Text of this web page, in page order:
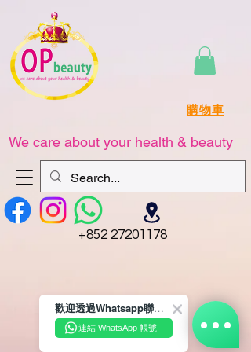
+852 27201178
購物車
We care about your health & beauty
歡迎透過Whatsapp聯絡我們☺️~
連結 WhatsApp 帳號